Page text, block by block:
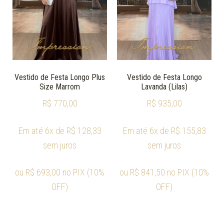
Vestido de Festa Longo Plus
Size Marrom
R$ 770,00
Em até 6x de R$ 128,33
sem juros
ou R$ 693,00 no PIX (10%
OFF)
Vestido de Festa Longo
Lavanda (Lilas)
R$ 935,00
Em até 6x de R$ 155,83
sem juros
ou R$ 841,50 no PIX (10%
OFF)